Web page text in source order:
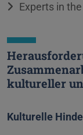
Experts in
kultureller
Kulturelle